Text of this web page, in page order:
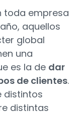
toda empresa
aquellos
global
una
es la de dar
de clientes.
distintos
distintas